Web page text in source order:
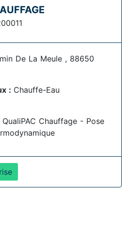
De La Meule , 88650
: Chauffe-Eau
QualiPAC Chauffage - Pose